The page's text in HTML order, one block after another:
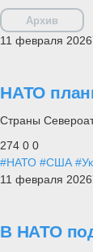
Архив
11 февраля 2026
НАТО
Страны
274 0 0
#НАТО #США
11 февраля 2026
В НАТО